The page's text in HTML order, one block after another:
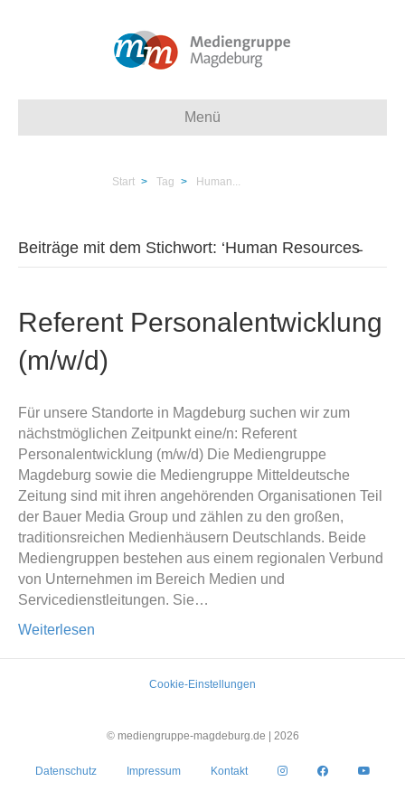
Menü
Start > Tag > Human...
Beiträge mit dem Stichwort: ‘Human Resources̵
Referent Personalentwicklung
(m/w/d)
Für unsere Standorte in Magdeburg suchen wir zum
nächstmöglichen Zeitpunkt eine/n: Referent
Personalentwicklung (m/w/d) Die Mediengruppe
Magdeburg sowie die Mediengruppe Mitteldeutsche
Zeitung sind mit ihren angehörenden Organisationen Teil
der Bauer Media Group und zählen zu den großen,
traditionsreichen Medienhäusern Deutschlands. Beide
Mediengruppen bestehen aus einem regionalen Verbund
von Unternehmen im Bereich Medien und
Servicedienstleitungen. Sie…
Weiterlesen
Cookie-Einstellungen
© mediengruppe-magdeburg.de | 2026
Datenschutz Impressum Kontakt